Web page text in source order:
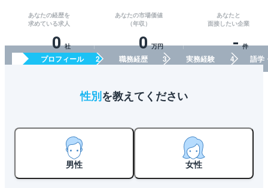
あなたの経歴を
求めている求人
0 社
あなたの市場価値
（年収）
0 万円
あなたと
面接したい企業
- 件
プロフィール 職務経歴 実務経験 語学
性別を教えてください
男性 女性